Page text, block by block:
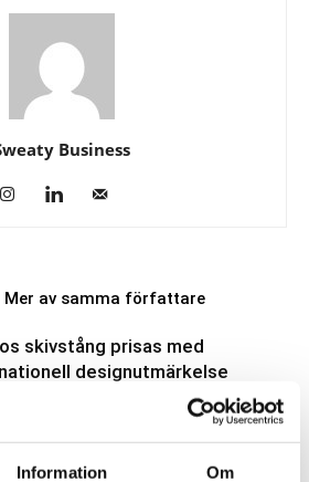
Information Om
Business
Mer av samma författare
skivstång prisas med
designutmärkelse